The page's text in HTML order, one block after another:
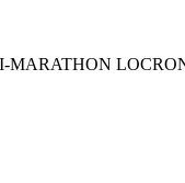
MARATHON